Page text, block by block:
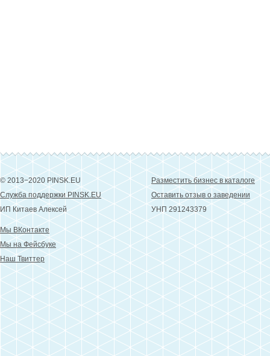
© 2013−2020 PINSK.EU
Служба поддержки PINSK.EU
ИП Китаев Алексей
Разместить бизнес в каталоге
Оставить отзыв о заведении
УНП 291243379
Мы ВКонтакте
Мы на Фейсбуке
Наш Твиттер